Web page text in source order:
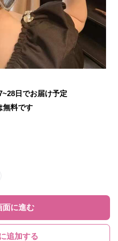
日でお届け予定
無料です
面に進む
追加する